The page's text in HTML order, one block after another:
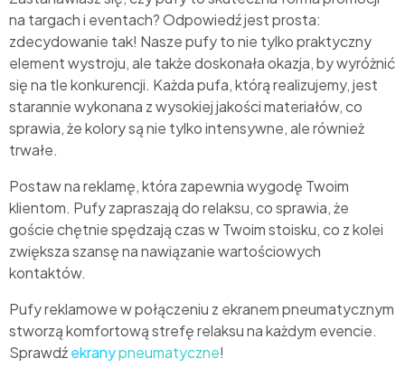
na targach i eventach? Odpowiedź jest prosta:
zdecydowanie tak! Nasze pufy to nie tylko praktyczny
element wystroju, ale także doskonała okazja, by wyróżnić
się na tle konkurencji. Każda pufa, którą realizujemy, jest
starannie wykonana z wysokiej jakości materiałów, co
sprawia, że kolory są nie tylko intensywne, ale również
trwałe.
Postaw na reklamę, która zapewnia wygodę Twoim
klientom. Pufy zapraszają do relaksu, co sprawia, że
goście chętnie spędzają czas w Twoim stoisku, co z kolei
zwiększa szansę na nawiązanie wartościowych
kontaktów.
Pufy reklamowe w połączeniu z ekranem pneumatycznym
stworzą komfortową strefę relaksu na każdym evencie.
Sprawdźekranypneumatyczne!